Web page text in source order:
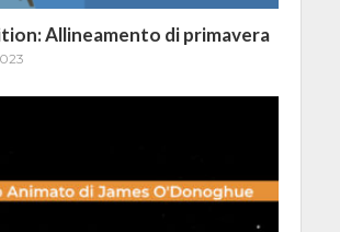
Allineamento di primavera